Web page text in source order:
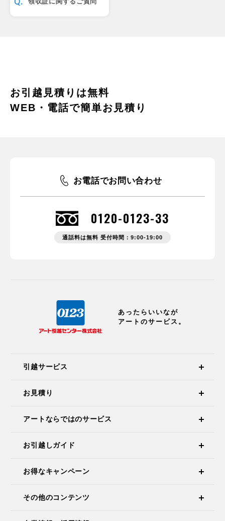
お引越見積りは無料
WEB・電話で簡単お見積り
お電話でお問い合わせ
0120-0123-33
通話料は無料 受付時間：9:00-19:00
あったらいいなが
アートのサービス。
引越サービス
お見積り
アートならではのサービス
お引越しガイド
お得なキャンペーン
その他のコンテンツ